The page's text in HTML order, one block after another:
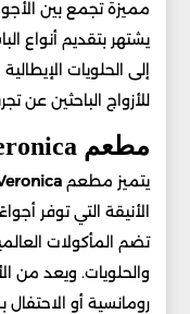
مميزة تجمع بين
يشتهر بتقديم أنواع
إلى الحلويات
للأزواج الباحثين عن
مطعم Bistro Veronica
يتميز مطعم
الأنيقة التي توفر
تضم المأكولات
والحلويات. ويعد من
رومانسية أو